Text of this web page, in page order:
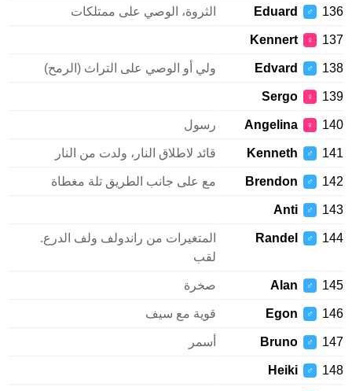
136
♂
Eduard الثروة، الوصي على ممتلكات
137
♀
Kennert
138
♂
Edvard ولي أو الوصي على التراث (الرمح)
139
♀
Sergo
140
♀
Angelina رسول
141
♂
Kenneth قائد لاطلاق النار، ولدت من النار
142
♂
Brendon مع على جانب الطريق تلة مغطاة
143
♂
Anti
144
♂
Randel
المتغيرات من راندولف ولف الدرع.
لقب
145
♂
Alan صخرة
146
♂
Egon قوية مع سيف
147
♂
Bruno أسمر
148
♂
Heiki